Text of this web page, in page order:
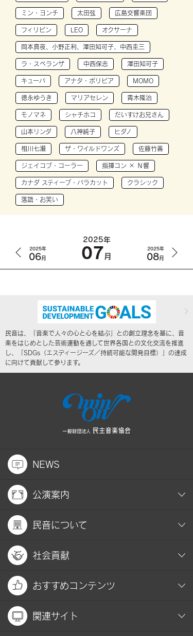
ミン・ヨンチ 太田弦 広島交響楽団
フィリピン LEO オクサーナ
岡本真夜、小野正利、澤田知可子、中西圭三
ラ・スペランザ 中西保志 澤田知可子
キューバ アナタ・ボリビア MOMO
徳永ゆうき マリアセレン 青木隆治
モノマネ シャチホコ だいすけお兄さん
山本リンダ 八神純子 ヒダノ
相川七瀬 ザ・ワイルドワンズ 佐藤竹善
ジェイコブ・コーラー 指揮コン × Ｎ響
カナダ スティーブ・バラカット クラシック
落語・お笑い
2025年
06月
2025年
07月
2025年
08月
民音は、「音楽で人々の心と心を結ぶ」との創立理念を基に、音
楽をはじめとした芸術運動を通して世界各国との文化交流を推進
し、「SDGs（エスディージーズ／持続可能な開発目標）」の達成
に向けて貢献して参ります。
NEWS
公演案内
民音について
社会貢献
おすすめコンテンツ
関連サイト